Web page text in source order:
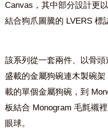
Canvas，其中部分設計更
結合狗爪圖騰的 LVERS 標
該系列從一套兩件、以骨
盛載的金屬狗碗連木製碗
載的單個金屬狗碗，到
板結合 Monogram 毛氈襯
眼球。